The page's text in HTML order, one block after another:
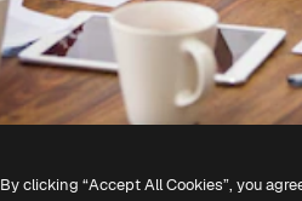
By clicking “Accept All Cookies”, you